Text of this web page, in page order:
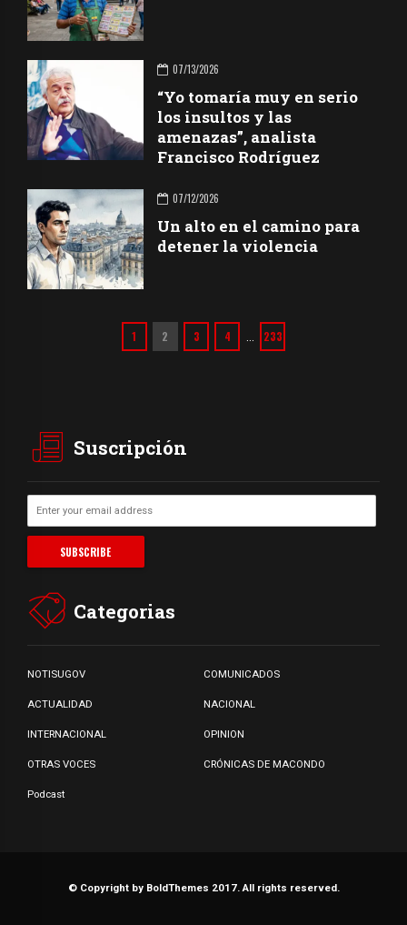
07/13/2026
“Yo tomaría muy en serio
los insultos y las
amenazas”, analista
Francisco Rodríguez
07/12/2026
Un alto en el camino para
detener la violencia
1 2 3 4 233
Suscripción
Categorias
NOTISUGOV COMUNICADOS
ACTUALIDAD NACIONAL
INTERNACIONAL OPINION
OTRAS VOCES CRÓNICAS DE MACONDO
Podcast
© Copyright by BoldThemes 2017. All rights reserved.